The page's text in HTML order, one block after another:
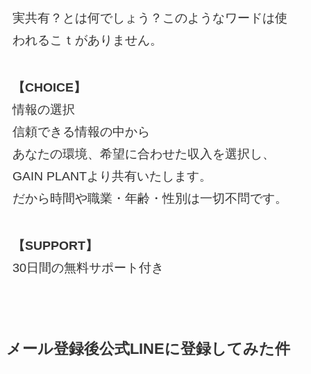
実共有？とは何でしょう？このようなワードは使
われるこｔがありません。
【CHOICE】
情報の選択
信頼できる情報の中から
あなたの環境、希望に合わせた収入を選択し、
GAIN PLANTより共有いたします。
だから時間や職業・年齢・性別は一切不問です。
【SUPPORT】
30日間の無料サポート付き
メール登録後公式LINEに登録してみた件